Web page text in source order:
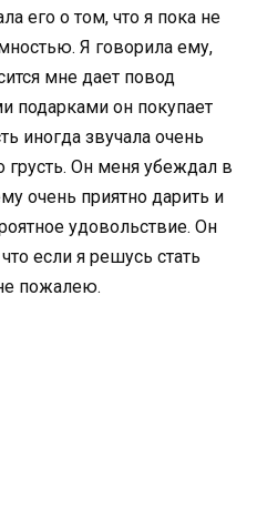
его о том, что я пока не
Я говорила ему,
мне дает повод
подарками он покупает
иногда звучала очень
Он меня убеждал в
очень приятно дарить и
удовольствие. Он
если я решусь стать
пожалею.